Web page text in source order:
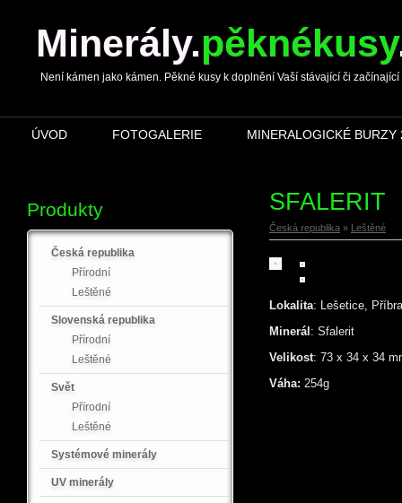
Minerály.pěknékusy
Není kámen jako kámen. Pěkné kusy k doplnění Vaší stávající či začínající
ÚVOD FOTOGALERIE MINERALOGICKÉ BURZY
Produkty
Česká republika
Přírodní
Leštěné
Slovenská republika
Přírodní
Leštěné
Svět
Přírodní
Leštěné
Systémové minerály
UV minerály
SFALERIT
Česká republika » Leštěné
Lokalita: Lešetice,
Minerál : Sfalerit
Velikost: 73 x 34 x 34
Váha: 254g